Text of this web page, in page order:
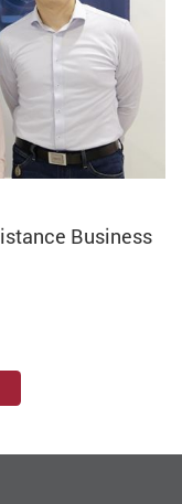
Business